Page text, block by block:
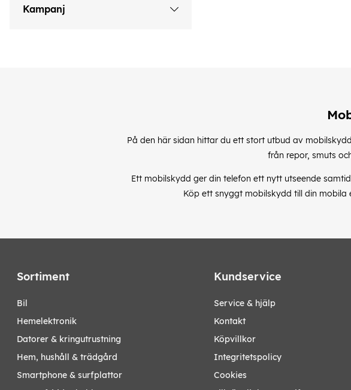
Kampanj
På den här sidan hittar du ett stort utbud av
från repor, smuts
Ett mobilskydd ger din telefon ett nytt utseende
Köp ett snyggt mobilskydd till din
Sortiment
bil
hemelektronik
datorer & kringutrustning
hem, hushåll & trädgård
smartphone & surfplattor
Kundservice
Service & hjälp
Kontakt
Köpvillkor
Integritetspolicy
Cookies